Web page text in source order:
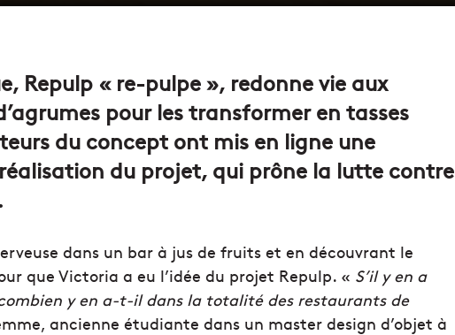
Repulp « re-pulpe », redonne vie aux
pour les transformer en tasses
du concept ont mis en ligne une
du projet, qui prône la lutte contre
dans un bar à jus de fruits et en découvrant le
que Victoria a eu l’idée du projet Repulp. « S’il y en a
y en a-t-il dans la totalité des restaurants de
ancienne étudiante dans un master design d’objet à